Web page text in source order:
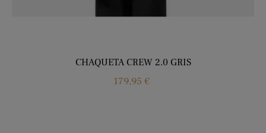
CHAQUETA CREW 2.0 GRIS
Precio
179,95 €